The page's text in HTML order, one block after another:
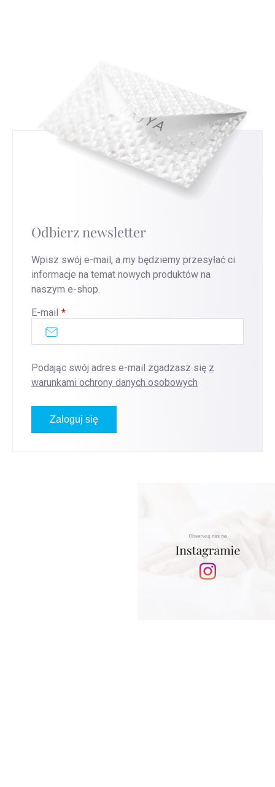
Odbierz newsletter
Wpisz swój e-mail, a my będziemy przesyłać ci
informacje na temat nowych produktów na
naszym e-shop.
E-mail
Podając swój adres e-mail zgadzasz się z
warunkami ochrony danych osobowych
Zaloguj się